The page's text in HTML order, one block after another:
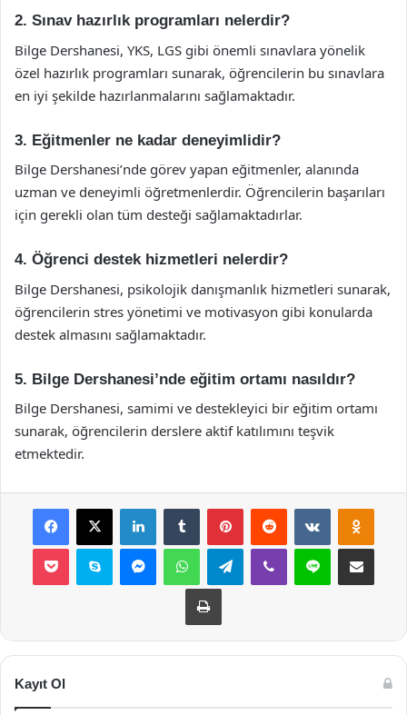
2. Sınav hazırlık programları nelerdir?
Bilge Dershanesi, YKS, LGS gibi önemli sınavlara yönelik
özel hazırlık programları sunarak, öğrencilerin bu sınavlara
en iyi şekilde hazırlanmalarını sağlamaktadır.
3. Eğitmenler ne kadar deneyimlidir?
Bilge Dershanesi’nde görev yapan eğitmenler, alanında
uzman ve deneyimli öğretmenlerdir. Öğrencilerin başarıları
için gerekli olan tüm desteği sağlamaktadırlar.
4. Öğrenci destek hizmetleri nelerdir?
Bilge Dershanesi, psikolojik danışmanlık hizmetleri sunarak,
öğrencilerin stres yönetimi ve motivasyon gibi konularda
destek almasını sağlamaktadır.
5. Bilge Dershanesi’nde eğitim ortamı nasıldır?
Bilge Dershanesi, samimi ve destekleyici bir eğitim ortamı
sunarak, öğrencilerin derslere aktif katılımını teşvik
etmektedir.
Facebook
X LinkedInTumblr PinterestReddit VKontakte
Pocket Skype MessengerWhatsAppTelegramViber Line E-Posta ile
Yazdır
Kayıt Ol